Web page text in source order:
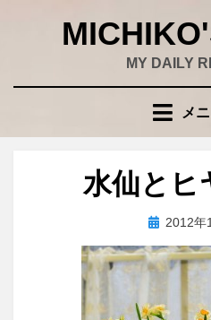
MY DAILY
メ
水仙とヒ
投稿者
投
日:
2012年